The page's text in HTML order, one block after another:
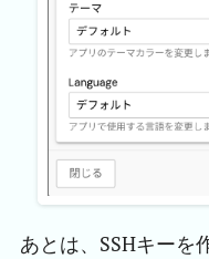
あとは、SSHキーを